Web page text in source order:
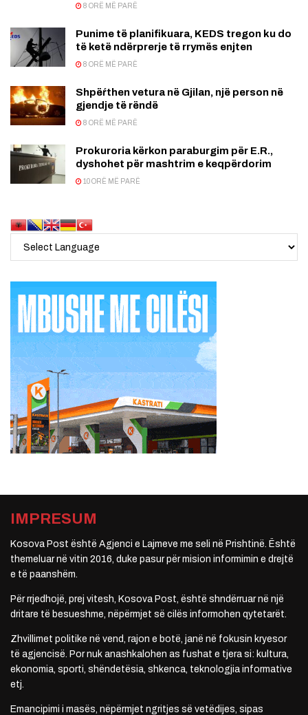
8 ORË MË PARË
Punime të planifikuara, KEDS tregon ku do
të ketë ndërprerje të rrymës enjten
8 ORË MË PARË
Shpëŕthen vetura në Gjilan, një person në
gjendje të rëndë
8 ORË MË PARË
Prokuroria kërkon paraburgim për E.R.,
dyshohet për mashtrim e keqpërdorim
10 ORË MË PARË
IMPRESUM
Kosova Post është Agjenci e Lajmeve me seli në Prishtinë. Është
themeluar në vitin 2016, duke pasur për mision informimin e drejtë
e të paanshëm.
Për rrjedhojë, prej vitesh, Kosova Post, është shndërruar në një
dritare të besueshme, nëpërmjet së cilës informohen qytetarët.
Zhvillimet politike në vend, rajon e botë, janë në fokusin kryesor
të agjencisë. Por nuk anashkalohen as fushat e tjera si: kultura,
ekonomia, sporti, shëndetësia, shkenca, teknologjia informative
etj.
Emancipimi i masës, nëpërmjet ngritjes së vetëdijes, sipas